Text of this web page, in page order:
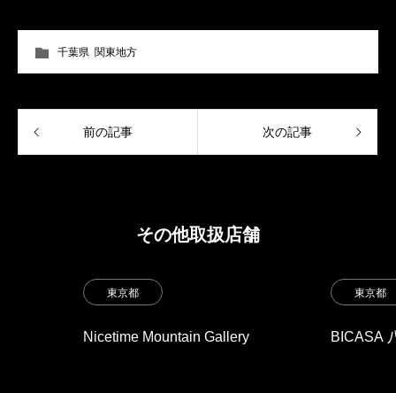
千葉県 関東地方
前の記事 次の記事
その他取扱店舗
東京都
Nicetime Mountain Gallery
東京都
BICASA